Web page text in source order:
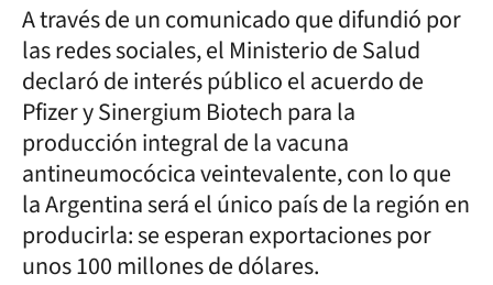
A través de un comunicado que difundió por
las redes sociales, el Ministerio de Salud
declaró de interés público el acuerdo de
Pfizer y Sinergium Biotech para la
producción integral de la vacuna
antineumocócica veintevalente, con lo que
la Argentina será el único país de la región en
producirla: se esperan exportaciones por
unos 100 millones de dólares.